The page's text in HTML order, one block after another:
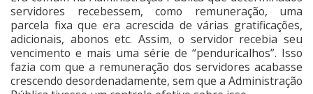
servidores recebessem, como remuneração, uma
parcela fixa que era acrescida de várias gratificações,
adicionais, abonos etc. Assim, o servidor recebia seu
vencimento e mais uma série de “penduricalhos”. Isso
fazia com que a remuneração dos servidores acabasse
crescendo desordenadamente, sem que a Administração